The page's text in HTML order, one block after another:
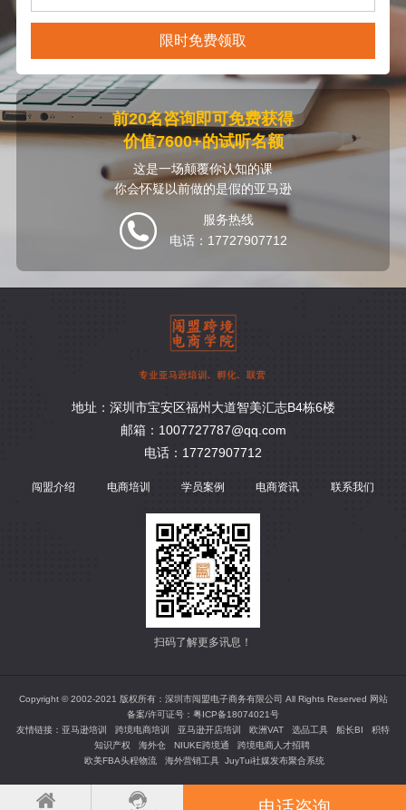
限时免费领取
前20名咨询即可免费获得
价值7600+的试听名额
这是一场颠覆你认知的课
你会怀疑以前做的是假的亚马逊
服务热线
电话：17727907712
地址：深圳市宝安区福州大道智美汇志B4栋6楼
邮箱：1007727787@qq.com
电话：17727907712
闯盟介绍 电商培训 学员案例 电商资讯 联系我们
扫码了解更多讯息！
Copyright © 2002-2021 版权所有：深圳市闯盟电子商务有限公司 All Rights Reserved 网站
备案/许可证号： 粤ICP备18074021号
友情链接： 亚马逊培训 跨境电商培训 亚马逊开店培训 欧洲VAT 选品工具 船长BI
积特
知识产权
海外仓 NIUKE跨境通
跨境电商人才招聘
欧美FBA头程物流
海外营销工具 JuyTui社媒发布聚合系统